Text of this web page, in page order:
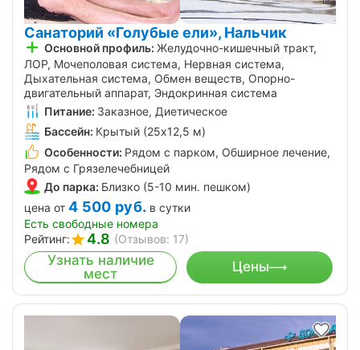
Санаторий «Голубые ели», Нальчик
Основной профиль: Желудочно-кишечный тракт,
ЛОР, Мочеполовая система, Нервная система,
Дыхательная система, Обмен веществ, Опорно-
двигательный аппарат, Эндокринная система
Питание: Заказное, Диетическое
Бассейн: Крытый (25х12,5 м)
Особенности: Рядом с парком, Обширное лечение,
Рядом с Грязелечебницей
До парка: Близко (5-10 мин. пешком)
цена от 4 500 руб. в сутки
Есть свободные номера
Рейтинг:
4.8 (Отзывов: 17)
Узнать наличие
мест
Цены